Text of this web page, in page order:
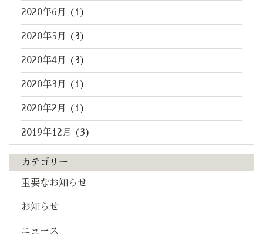
2020年6月 (1)
2020年5月 (3)
2020年4月 (3)
2020年3月 (1)
2020年2月 (1)
2019年12月 (3)
カテゴリー
重要なお知らせ
お知らせ
ニュース